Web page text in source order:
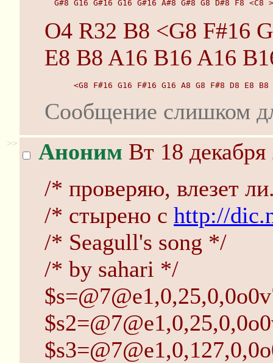
G#8 G16 G#16 G16 G#16 A#8 G#8 G8 D#8 F8 <C8
O4 R32 B8 <G8 F#16
E8 B8 A16 B16 A16
<G8 F#16 G16 F#16 G16 A8 G8 F#8 D8 E8
Сообщение слишком
>> Аноним Вт 18
/* проверяю, влезет
/* стырено с http://
/* Seagull's song */
/* by sahari */